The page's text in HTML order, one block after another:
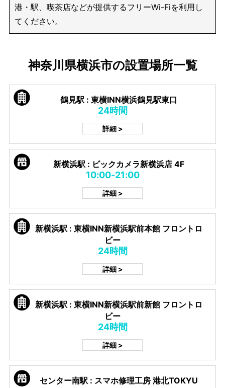
港・駅、喫茶店などが提供するフリーWi-Fiを利用し
てください。
神奈川県横浜市の設置場所一覧
鶴見駅 : 東横INN横浜鶴見駅東口
24時間
詳細 >
新横浜駅 : ビックカメラ新横浜店 4F
10:00-21:00
詳細 >
新横浜駅 : 東横INN新横浜駅前本館 フロントロ
ビー
24時間
詳細 >
新横浜駅 : 東横INN新横浜駅前新館 フロントロ
ビー
24時間
詳細 >
センター南駅 : スマホ修理工房 港北TOKYU